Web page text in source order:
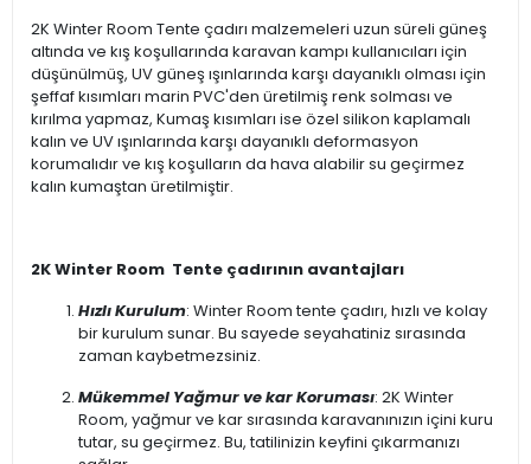
2K Winter Room Tente çadırı malzemeleri uzun süreli güneş
altında ve kış koşullarında karavan kampı kullanıcıları için
düşünülmüş, UV güneş ışınlarında karşı dayanıklı olması için
şeffaf kısımları marin PVC'den üretilmiş renk solması ve
kırılma yapmaz, Kumaş kısımları ise özel silikon kaplamalı
kalın ve UV ışınlarında karşı dayanıklı deformasyon
korumalıdır ve kış koşulların da hava alabilir su geçirmez
kalın kumaştan üretilmiştir.
2K Winter Room Tente çadırının avantajları
Hızlı Kurulum: Winter Room tente çadırı, hızlı ve kolay
bir kurulum sunar. Bu sayede seyahatiniz sırasında
zaman kaybetmezsiniz.
Mükemmel Yağmur ve kar Koruması: 2K Winter
Room, yağmur ve kar sırasında karavanınızın içini kuru
tutar, su geçirmez. Bu, tatilinizin keyfini çıkarmanızı